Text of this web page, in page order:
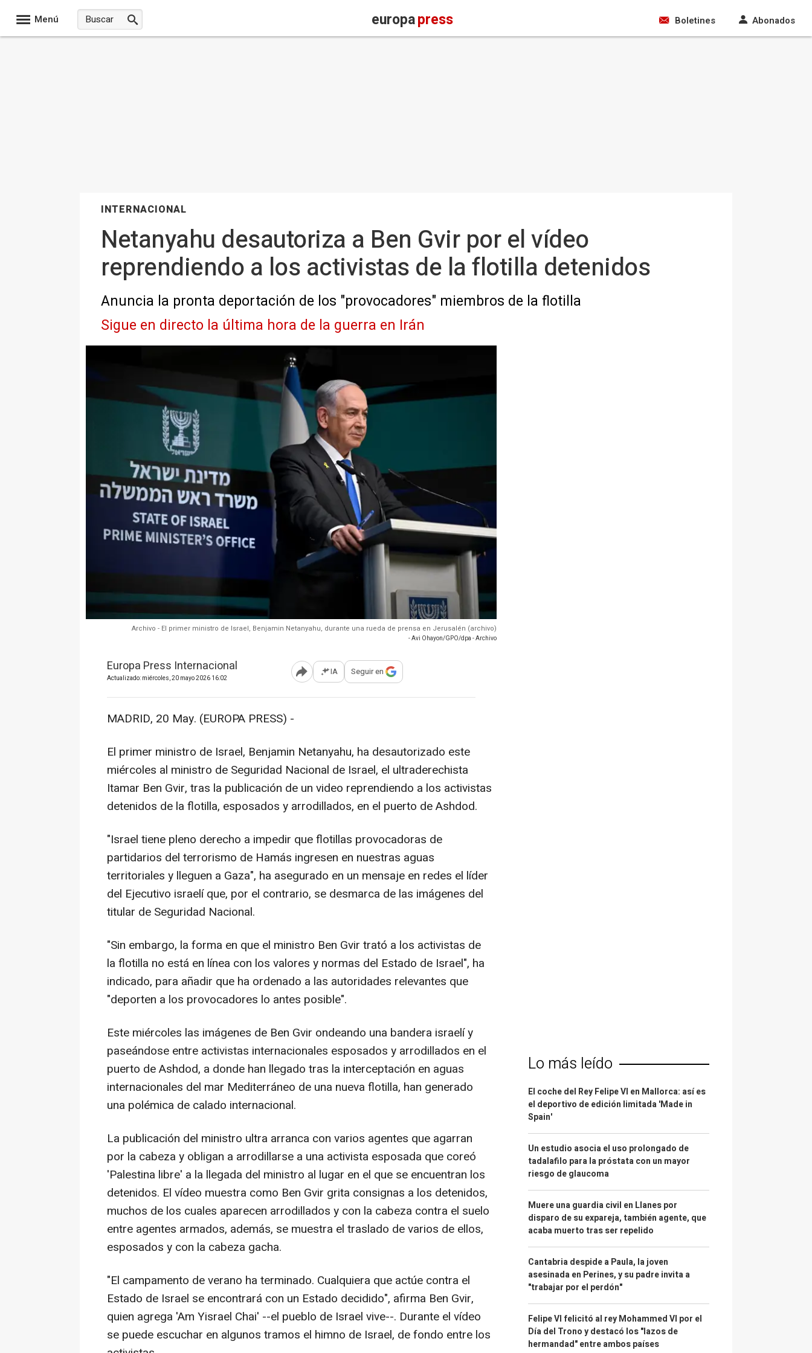
Menú europapress Boletines Abonados
INTERNACIONAL
Netanyahu desautoriza a Ben Gvir por el vídeo
reprendiendo a los activistas de la flotilla detenidos
Anuncia la pronta deportación de los "provocadores" miembros de la flotilla
Sigue en directo la última hora de la guerra en Irán
Archivo - El primer ministro de Israel, Benjamin Netanyahu, durante una rueda de prensa en Jerusalén (archivo)
- Avi Ohayon/GPO/dpa - Archivo
Europa Press Internacional
Actualizado: miércoles, 20 mayo 2026 16:02 Abrir opciones para compartir
IA Seguir en
MADRID, 20 May. (EUROPA PRESS) -
El primer ministro de Israel, Benjamin Netanyahu, ha desautorizado este
miércoles al ministro de Seguridad Nacional de Israel, el ultraderechista
Itamar Ben Gvir, tras la publicación de un video reprendiendo a los activistas
detenidos de la flotilla, esposados y arrodillados, en el puerto de Ashdod.
"Israel tiene pleno derecho a impedir que flotillas provocadoras de
partidarios del terrorismo de Hamás ingresen en nuestras aguas
territoriales y lleguen a Gaza", ha asegurado en un mensaje en redes el líder
del Ejecutivo israelí que, por el contrario, se desmarca de las imágenes del
titular de Seguridad Nacional.
"Sin embargo, la forma en que el ministro Ben Gvir trató a los activistas de
la flotilla no está en línea con los valores y normas del Estado de Israel", ha
indicado, para añadir que ha ordenado a las autoridades relevantes que
"deporten a los provocadores lo antes posible".
Este miércoles las imágenes de Ben Gvir ondeando una bandera israelí y
paseándose entre activistas internacionales esposados y arrodillados en el
puerto de Ashdod, a donde han llegado tras la interceptación en aguas
internacionales del mar Mediterráneo de una nueva flotilla, han generado
una polémica de calado internacional.
La publicación del ministro ultra arranca con varios agentes que agarran
por la cabeza y obligan a arrodillarse a una activista esposada que coreó
'Palestina libre' a la llegada del ministro al lugar en el que se encuentran los
detenidos. El vídeo muestra como Ben Gvir grita consignas a los detenidos,
muchos de los cuales aparecen arrodillados y con la cabeza contra el suelo
entre agentes armados, además, se muestra el traslado de varios de ellos,
esposados y con la cabeza gacha.
"El campamento de verano ha terminado. Cualquiera que actúe contra el
Estado de Israel se encontrará con un Estado decidido", afirma Ben Gvir,
quien agrega 'Am Yisrael Chai' --el pueblo de Israel vive--. Durante el vídeo
se puede escuchar en algunos tramos el himno de Israel, de fondo entre los
Lo más leído
El coche del Rey Felipe VI en Mallorca: así es
el deportivo de edición limitada 'Made in
Spain'
Un estudio asocia el uso prolongado de
tadalafilo para la próstata con un mayor
riesgo de glaucoma
Muere una guardia civil en Llanes por
disparo de su expareja, también agente, que
acaba muerto tras ser repelido
Cantabria despide a Paula, la joven
asesinada en Perines, y su padre invita a
"trabajar por el perdón"
Felipe VI felicitó al rey Mohammed VI por el
Día del Trono y destacó los "lazos de
hermandad" entre ambos países